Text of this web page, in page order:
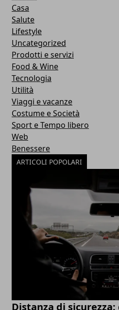
Casa
Salute
Lifestyle
Uncategorized
Prodotti e servizi
Food & Wine
Tecnologia
Utilità
Viaggi e vacanze
Costume e Società
Sport e Tempo libero
Web
Benessere
ARTICOLI POPOLARI
Distanza di